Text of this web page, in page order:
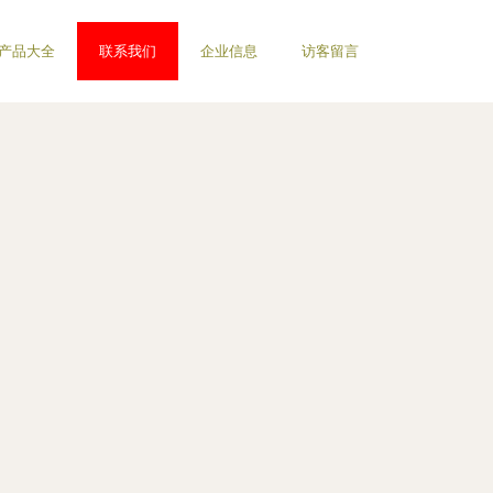
产品大全 联系我们 企业信息 访客留言